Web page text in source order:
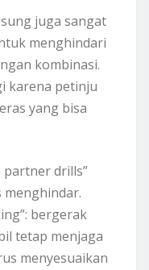
juga sangat
menghindari
kombinasi.
karena petinju
yang bisa
partner drills”
bergerak
tetap menjaga
menyesuaikan